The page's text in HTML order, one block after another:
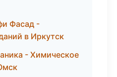
Фасад -
в Иркутск
- Химическое